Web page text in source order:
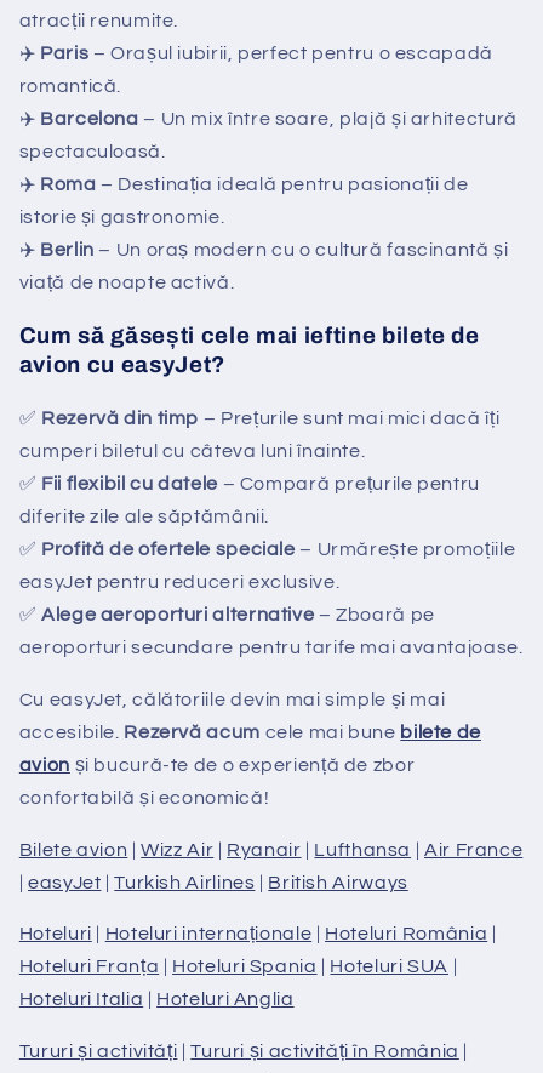
atracții renumite.
✈️ Paris – Orașul iubirii, perfect pentru o escapadă
romantică.
✈️ Barcelona – Un mix între soare, plajă și arhitectură
spectaculoasă.
✈️ Roma – Destinația ideală pentru pasionații de
istorie și gastronomie.
✈️ Berlin – Un oraș modern cu o cultură fascinantă și
viață de noapte activă.
Cum să găsești cele mai ieftine bilete de
avion cu easyJet?
✅ Rezervă din timp – Prețurile sunt mai mici dacă îți
cumperi biletul cu câteva luni înainte.
✅ Fii flexibil cu datele – Compară prețurile pentru
diferite zile ale săptămânii.
✅ Profită de ofertele speciale – Urmărește promoțiile
easyJet pentru reduceri exclusive.
✅Alege aeroporturi alternative – Zboară pe
aeroporturi secundare pentru tarife mai avantajoase.
Cu easyJet, călătoriile devin mai simple și mai
accesibile. Rezervă acum cele mai bune bilete de
avion și bucură-te de o experiență de zbor
confortabilă și economică!
Bilete avion |Wizz Air | Ryanair | Lufthansa |Air France
|easyJet |Turkish Airlines | British Airways
Hoteluri Hoteluri internaționale Hoteluri România
Hoteluri Franța
Hoteluri Spania Hoteluri SUA
Hoteluri Italia
Hoteluri Anglia
Tururi și activități |Tururi și activități în România